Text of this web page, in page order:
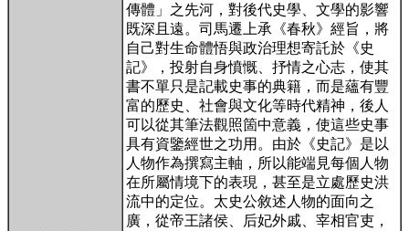
傳體」之先河，對後代史學、文學的影響
既深且遠。司馬遷上承《春秋》經旨，將
自己對生命體悟與政治理想寄託於《史
記》，投射自身憤慨、抒情之心志，使其
書不單只是記載史事的典籍，而是蘊有豐
富的歷史、社會與文化等時代精神，後人
可以從其筆法觀照箇中意義，使這些史事
具有資鑒經世之功用。由於《史記》是以
人物作為撰寫主軸，所以能端見每個人物
在所屬情境下的表現，甚至是立處歷史洪
流中的定位。太史公敘述人物的面向之
廣，從帝王諸侯、后妃外戚、宰相官吏，